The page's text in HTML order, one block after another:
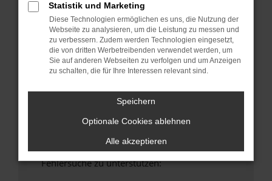
Betriebssystem auf dem neuesten Stand
sind.
Veraltete Software birgt nicht nur ein
Sicherheitsrisiko, sondern kann auch dazu
führen, dass bestimmte Funktionen nicht mehr
unterstützt werden.
Wende dich an den Webseitenbetreiber.
Wenn du alle oben genannten Schritte versucht
hast, kontaktiere uns bitte. Wir werden
versuchen, das Problem zu beheben. Du kannst
uns diesen Text schicken, um uns bei der
Fehlersuche zu unterstützen:
Statistik und Marketing
Diese Technologien ermöglichen es uns, die Nutzung der
Webseite zu analysieren, um die Leistung zu messen und
zu verbessern. Zudem werden Technologien eingesetzt,
die von dritten Werbetreibenden verwendet werden, um
Sie auf anderen Webseiten zu verfolgen und um Anzeigen
zu schalten, die für Ihre Interessen relevant sind.
Speichern
Optionale Cookies ablehnen
Alle akzeptieren